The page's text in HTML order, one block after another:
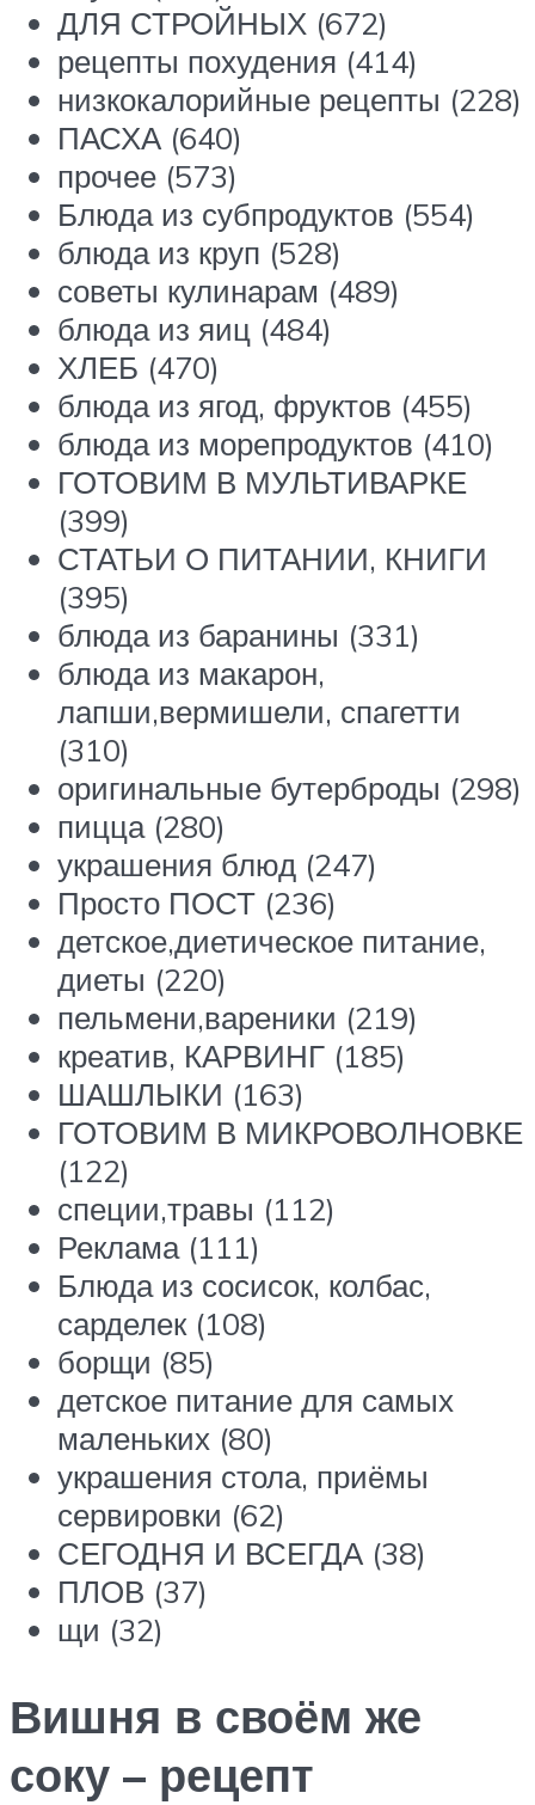
ДЛЯ СТРОЙНЫХ (672)
рецепты похудения (414)
низкокалорийные рецепты (228)
ПАСХА (640)
прочее (573)
Блюда из субпродуктов (554)
блюда из круп (528)
советы кулинарам (489)
блюда из яиц (484)
ХЛЕБ (470)
блюда из ягод, фруктов (455)
блюда из морепродуктов (410)
ГОТОВИМ В МУЛЬТИВАРКЕ
(399)
СТАТЬИ О ПИТАНИИ, КНИГИ
(395)
блюда из баранины (331)
блюда из макарон,
лапши,вермишели, спагетти
(310)
оригинальные бутерброды (298)
пицца (280)
украшения блюд (247)
Просто ПОСТ (236)
детское,диетическое питание,
диеты (220)
пельмени,вареники (219)
креатив, КАРВИНГ (185)
ШАШЛЫКИ (163)
ГОТОВИМ В МИКРОВОЛНОВКЕ
(122)
специи,травы (112)
Реклама (111)
Блюда из сосисок, колбас,
сарделек (108)
борщи (85)
детское питание для самых
маленьких (80)
украшения стола, приёмы
сервировки (62)
СЕГОДНЯ И ВСЕГДА (38)
ПЛОВ (37)
щи (32)
Вишня в своём же
соку – рецепт